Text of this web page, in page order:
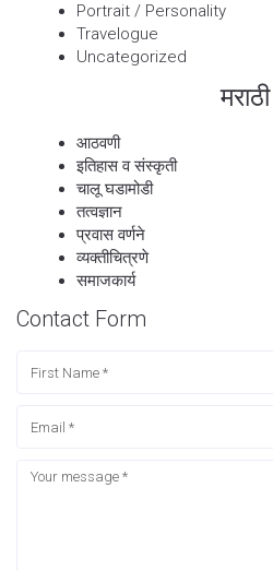
Portrait / Personality
Travelogue
Uncategorized
मराठी
आठवणी
इतिहास व संस्कृती
चालू घडामोडी
तत्वज्ञान
प्रवास वर्णने
व्यक्तीचित्रणे
समाजकार्य
Contact Form